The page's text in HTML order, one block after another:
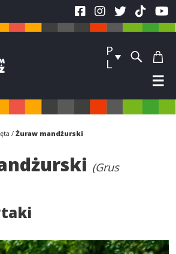
P
L
☰
Żuraw mandżurski
(Grus